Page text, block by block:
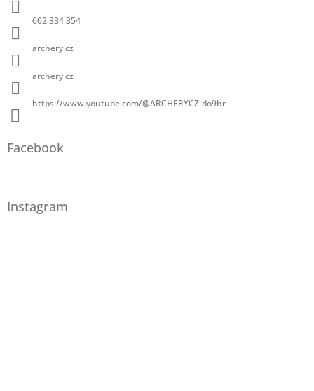
602 334 354
archery.cz
archery.cz
https://www.youtube.com/@ARCHERYCZ-do9hr
Facebook
Instagram